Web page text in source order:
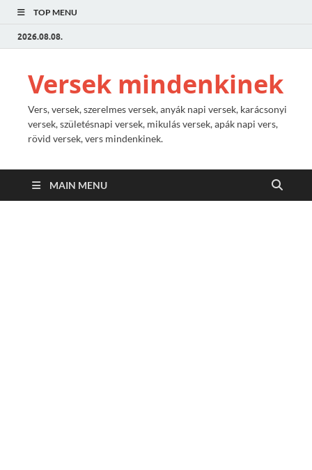
TOP MENU
2026.08.08.
Versek mindenkinek
Vers, versek, szerelmes versek, anyák napi versek, karácsonyi
versek, születésnapi versek, mikulás versek, apák napi vers,
rövid versek, vers mindenkinek.
MAIN MENU